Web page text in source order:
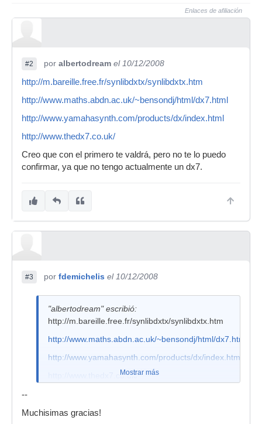
Enlaces de afiliación
#2 por albertodream el 10/12/2008
http://m.bareille.free.fr/synlibdxtx/synlibdxtx.htm
http://www.maths.abdn.ac.uk/~bensondj/html/dx7.html
http://www.yamahasynth.com/products/dx/index.html
http://www.thedx7.co.uk/
Creo que con el primero te valdrá, pero no te lo puedo
confirmar, ya que no tengo actualmente un dx7.
#3 por fdemichelis el 10/12/2008
"albertodream" escribió:
http://m.bareille.free.fr/synlibdxtx/synlibdxtx.htm
http://www.maths.abdn.ac.uk/~bensondj/html/dx7.html
http://www.yamahasynth.com/products/dx/index.html
http://www.thedx7.co.uk/
un dx7.
Mostrar más
--
Muchisimas gracias!